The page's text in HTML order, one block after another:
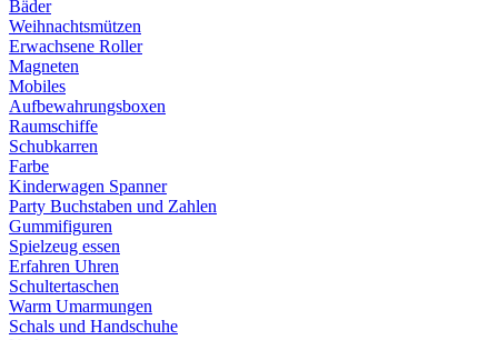
Bäder
Weihnachtsmützen
Erwachsene Roller
Magneten
Mobiles
Aufbewahrungsboxen
Raumschiffe
Schubkarren
Farbe
Kinderwagen Spanner
Party Buchstaben und Zahlen
Gummifiguren
Spielzeug essen
Erfahren Uhren
Schultertaschen
Warm Umarmungen
Schals und Handschuhe